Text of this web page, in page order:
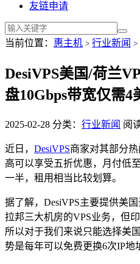
友链申请
当前位置： 惠主机 > 行业新闻 >
DesiVPS美国/荷兰
盘10Gbps带宽仅需4
2025-02-28 分类： 行业新闻 阅
近日， DesiVPS商家对其部分
高可以享受五折优惠，月付低
一半，租用相当比较划算。
据了解，DesiVPS主要提供美
拉邦三大机房的VPS业务，但
所以对于我们来说只能选择美
势是每年可以免费更换6次IP地